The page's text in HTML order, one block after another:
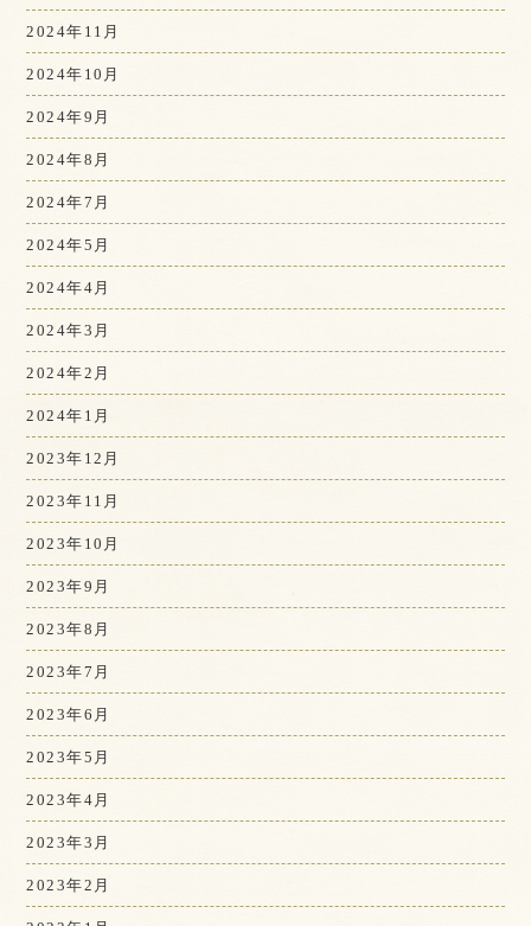
2024年11月
2024年10月
2024年9月
2024年8月
2024年7月
2024年5月
2024年4月
2024年3月
2024年2月
2024年1月
2023年12月
2023年11月
2023年10月
2023年9月
2023年8月
2023年7月
2023年6月
2023年5月
2023年4月
2023年3月
2023年2月